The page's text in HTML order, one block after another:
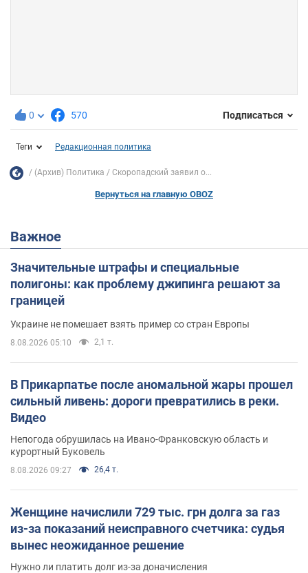
0 570 Подписаться
Теги Редакционная политика
(Архив) Политика Скоропадский заявил о...
Вернуться на главную OBOZ
Важное
Значительные штрафы и специальные
полигоны: как проблему джипинга решают за
границей
Украине не помешает взять пример со стран Европы
8.08.2026 05:10 2,1 т.
В Прикарпатье после аномальной жары прошел
сильный ливень: дороги превратились в реки.
Видео
Непогода обрушилась на Ивано-Франковскую область и
курортный Буковель
8.08.2026 09:27 26,4 т.
Женщине начислили 729 тыс. грн долга за газ
из-за показаний неисправного счетчика: судья
вынес неожиданное решение
Нужно ли платить долг из-за доначисления